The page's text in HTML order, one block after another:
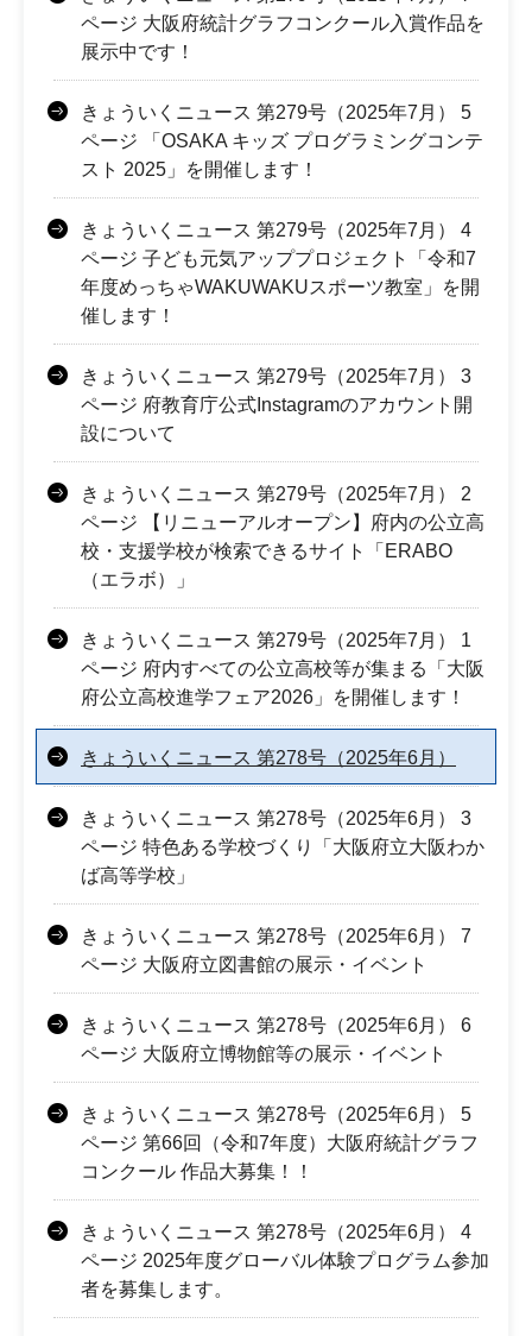
ページ 大阪府統計グラフコンクール入賞作品を
展示中です！
きょういくニュース 第279号（2025年7月） 5
ページ 「OSAKA キッズ プログラミングコンテ
スト 2025」を開催します！
きょういくニュース 第279号（2025年7月） 4
ページ 子ども元気アッププロジェクト「令和7
年度めっちゃWAKUWAKUスポーツ教室」を開
催します！
きょういくニュース 第279号（2025年7月） 3
ページ 府教育庁公式Instagramのアカウント開
設について
きょういくニュース 第279号（2025年7月） 2
ページ 【リニューアルオープン】府内の公立高
校・支援学校が検索できるサイト「ERABO
（エラボ）」
きょういくニュース 第279号（2025年7月） 1
ページ 府内すべての公立高校等が集まる「大阪
府公立高校進学フェア2026」を開催します！
きょういくニュース 第278号（2025年6月）
きょういくニュース 第278号（2025年6月） 3
ページ 特色ある学校づくり「大阪府立大阪わか
ば高等学校」
きょういくニュース 第278号（2025年6月） 7
ページ 大阪府立図書館の展示・イベント
きょういくニュース 第278号（2025年6月） 6
ページ 大阪府立博物館等の展示・イベント
きょういくニュース 第278号（2025年6月） 5
ページ 第66回（令和7年度）大阪府統計グラフ
コンクール 作品大募集！！
きょういくニュース 第278号（2025年6月） 4
ページ 2025年度グローバル体験プログラム参加
者を募集します。